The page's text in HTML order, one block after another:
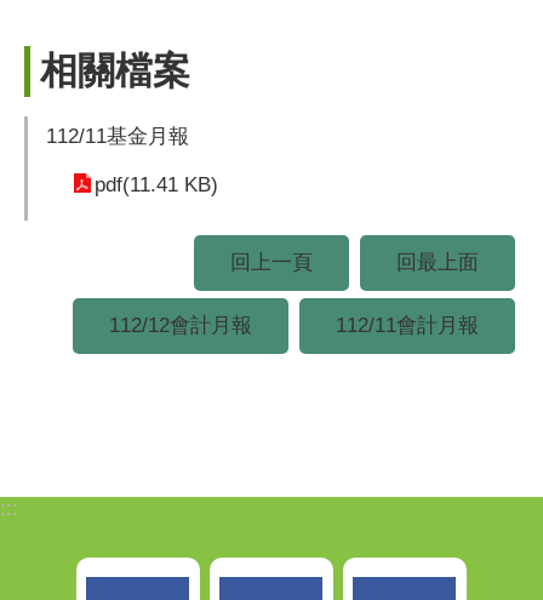
相關檔案
112/11基金月報
pdf(11.41 KB)
回上一頁 回最上面
112/12會計月報 112/11會計月報
:::